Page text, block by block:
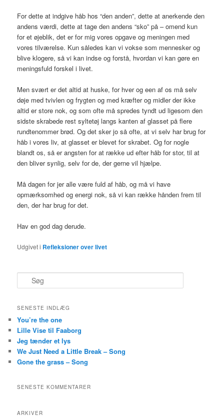
For dette at indgive håb hos “den anden”, dette at anerkende den
andens værdi, dette at tage den andens “sko” på – omend kun
for et øjeblik, det er for mig vores opgave og meningen med
vores tilværelse. Kun således kan vi vokse som mennesker og
blive klogere, så vi kan indse og forstå, hvordan vi kan gøre en
meningsfuld forskel i livet.
Men svært er det altid at huske, for hver og een af os må selv
døje med tvivlen og frygten og med kræfter og midler der ikke
altid er store nok, og som ofte må spredes tyndt ud ligesom den
sidste skrabede rest syltetøj langs kanten af glasset på flere
rundtenommer brød. Og det sker jo så ofte, at vi selv har brug for
håb i vores liv, at glasset er blevet for skrabet. Og for nogle
blandt os, så er angsten for at række ud efter håb for stor, til at
den bliver synlig, selv for de, der gerne vil hjælpe.
Må dagen for jer alle være fuld af håb, og må vi have
opmærksomhed og energi nok, så vi kan række hånden frem til
den, der har brug for det.
Hav en god dag derude.
Udgivet i Refleksioner over livet
ø
SENESTE INDLÆG
You’re the one
Lille Vise til Faaborg
Jeg tænder et lys
We Just Need a Little Break – Song
Gone the grass – Song
SENESTE KOMMENTARER
ARKIVER